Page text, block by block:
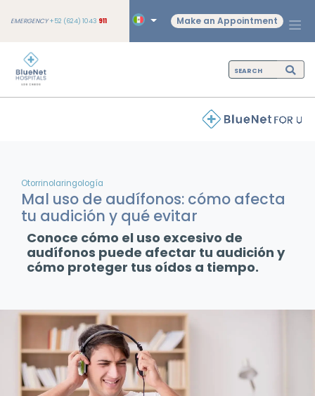
EMERGENCY+52 (624) 1043 911 Make an Appointment
Otorrinolaringología
Mal uso de audífonos: cómo afecta
tu audición y qué evitar
Conoce cómo el uso excesivo de
audífonos puede afectar tu audición y
cómo proteger tus oídos a tiempo.